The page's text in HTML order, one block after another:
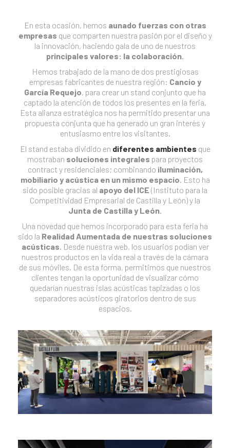
En esta ocasión, hemos aunado fuerzas con otras
empresas que comparten nuestra pasión por el diseño y
la innovación, haciendo gala de uno de nuestros
principales valores: la colaboración.
Hemos trabajado de la mano de dos prestigiosas
empresas fabricantes de nuestra región: Cancio y
García Requejo, para crear un stand conjunto que ha
captado la atención de todos los presentes en la feria.
Esta alianza estratégica nos ha permitido presentar una
propuesta conjunta que ha generado un gran interés y
entusiasmo entre los visitantes.
El stand estaba dividido en diferentes ambientes que
mostraban soluciones integrales para proyectos
contract y residenciales; combinando iluminación,
mobiliario y acústica en un mismo espacio. Esto ha
sido posible gracias al apoyo del ICE (Instituto para la
Competitividad Empresarial de Castilla y León) y la
Junta de Castilla y León.
Una novedad que hemos incorporado para esta feria ha
sido la Realidad Aumentada de nuestras soluciones
acústicas. Desde nuestra web, los usuarios podían ver
nuestros productos en la vida real a través de la cámara
de sus móviles. De esta forma, permitimos que nuestros
clientes tengan la oportunidad de visualizar cómo
quedarían nuestras islas acústicas tapizadas o los
separadores acústicos giratorios dentro de sus
espacios.